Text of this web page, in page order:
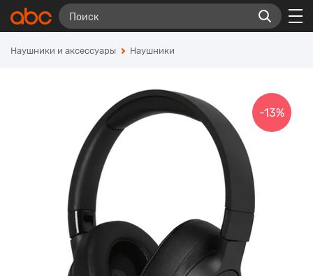
Наушники и аксессуары Наушники
-13%